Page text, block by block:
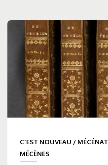
C'EST NOUVEAU / MÉCÉNAT
MÉCÈNES